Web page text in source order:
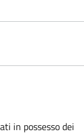
in possesso dei